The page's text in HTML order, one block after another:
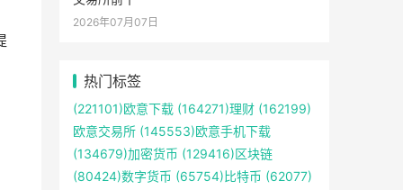
2026年07月07日
热门标签
(221101)欧意下载 (164271)理财 (162199)
欧意交易所 (145553)欧意手机下载
(134679)加密货币 (129416)区块链
(80424)数字货币 (65754)比特币 (62077)